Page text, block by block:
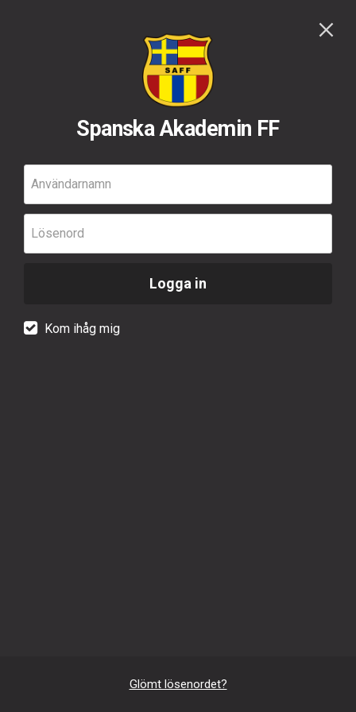
Spanska Akademin FF
Användarnamn
Lösenord
Logga in
Kom ihåg mig
Glömt lösenordet?